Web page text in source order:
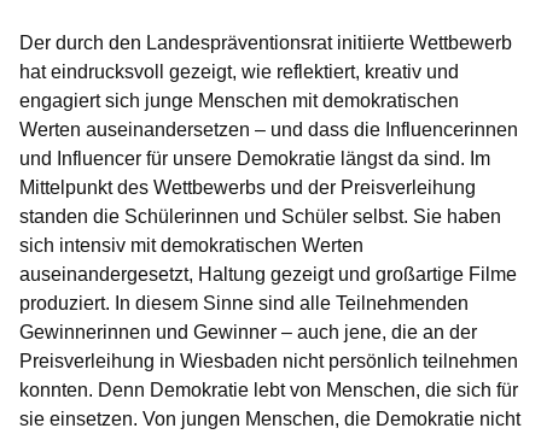
Der durch den Landespräventionsrat initiierte Wettbewerb
hat eindrucksvoll gezeigt, wie reflektiert, kreativ und
engagiert sich junge Menschen mit demokratischen
Werten auseinandersetzen – und dass die Influencerinnen
und Influencer für unsere Demokratie längst da sind. Im
Mittelpunkt des Wettbewerbs und der Preisverleihung
standen die Schülerinnen und Schüler selbst. Sie haben
sich intensiv mit demokratischen Werten
auseinandergesetzt, Haltung gezeigt und großartige Filme
produziert. In diesem Sinne sind alle Teilnehmenden
Gewinnerinnen und Gewinner – auch jene, die an der
Preisverleihung in Wiesbaden nicht persönlich teilnehmen
konnten. Denn Demokratie lebt von Menschen, die sich für
sie einsetzen. Von jungen Menschen, die Demokratie nicht